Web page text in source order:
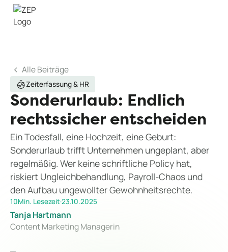
Alle Beiträge
Zeiterfassung & HR
Sonderurlaub: Endlich
rechtssicher entscheiden
Ein Todesfall, eine Hochzeit, eine Geburt:
Sonderurlaub trifft Unternehmen ungeplant, aber
regelmäßig. Wer keine schriftliche Policy hat,
riskiert Ungleichbehandlung, Payroll-Chaos und
den Aufbau ungewollter Gewohnheitsrechte.
10Min. Lesezeit·23.10.2025
Tanja Hartmann
Content Marketing Managerin